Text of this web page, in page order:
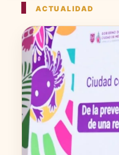
ACTUALIDAD